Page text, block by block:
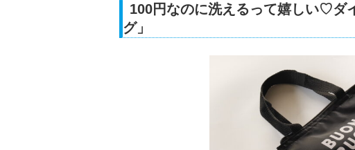
100円なのに洗えるって嬉しい♡ダ
グ」